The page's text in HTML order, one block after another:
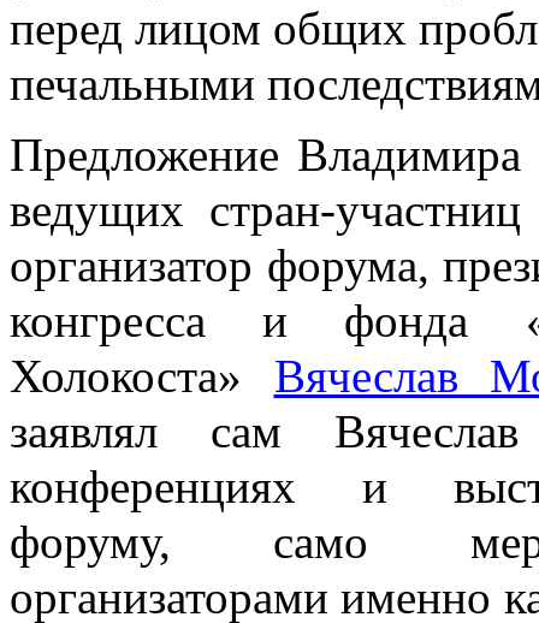
перед лицом общих
печальными
Предложение Владимира
ведущих стран-
организатор форума,
конгресса и фонда
Холокоста» Вячеслав
заявлял сам
конференциях и
форуму, само
организаторами именно